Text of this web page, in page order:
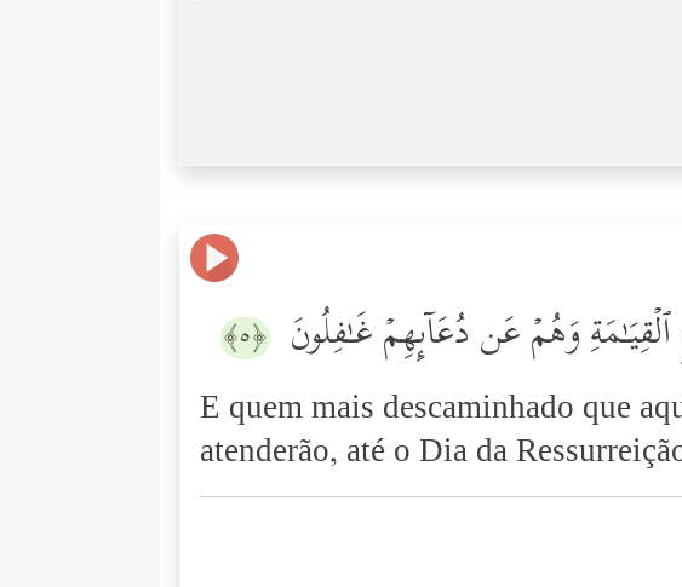
وَهُمۡ عَن دُعَاۤىِٕهِمۡ غَـٰفِلُونَ ﴿٥﴾
E quem mais descaminhado que
atenderão, até o Dia da